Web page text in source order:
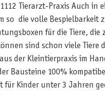
Tierarzt-Praxis Auch in
so die volle Bespielbarkeit
für die Tiere, die
sind schon viele Tiere
aus der Kleintierpraxis im
Bausteine 100%
für Kinder unter 3 Jahren